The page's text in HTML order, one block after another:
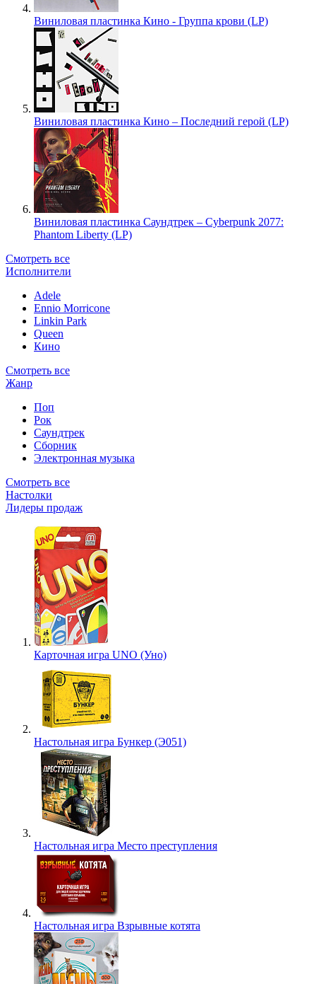
Виниловая пластинка Кино - Группа крови (LP)
Виниловая пластинка Кино – Последний герой (LP)
Виниловая пластинка Саундтрек – Cyberpunk 2077:
Phantom Liberty (LP)
Смотреть все
Исполнители
Adele
Ennio Morricone
Linkin Park
Queen
Кино
Смотреть все
Жанр
Поп
Рок
Саундтрек
Сборник
Электронная музыка
Смотреть все
Настолки
Лидеры продаж
Карточная игра UNO (Уно)
Настольная игра Бункер (Э051)
Настольная игра Место преступления
Настольная игра Взрывные котята